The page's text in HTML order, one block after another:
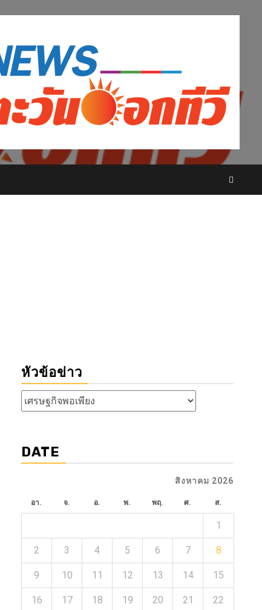
หัวข้อข่าว
หัวข้อ
ข่าว
DATE
สิงหาคม 2026
อา. จ. อ. พ. พฤ. ศ. ส.
1
2 3 4 5 6 7 8
9 10 11 12 13 14 15
16 17 18 19 20 21 22